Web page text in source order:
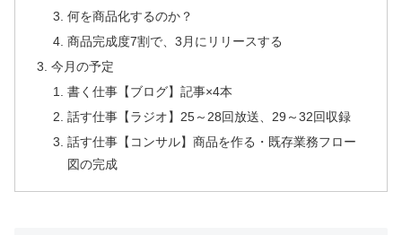
何を商品化するのか？
商品完成度7割で、3月にリリースする
今月の予定
書く仕事【ブログ】記事×4本
話す仕事【ラジオ】25～28回放送、29～32回収録
話す仕事【コンサル】商品を作る・既存業務フロー
図の完成